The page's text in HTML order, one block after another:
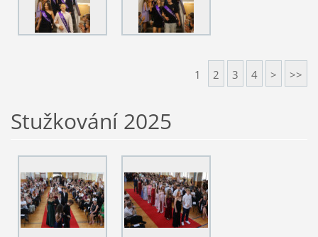
1 2 3 4 > >>
Stužkování 2025